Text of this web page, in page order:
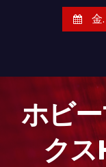
金
ホビ
クス